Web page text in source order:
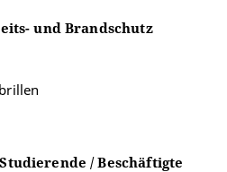
und Brandschutz
/ Beschäftigte